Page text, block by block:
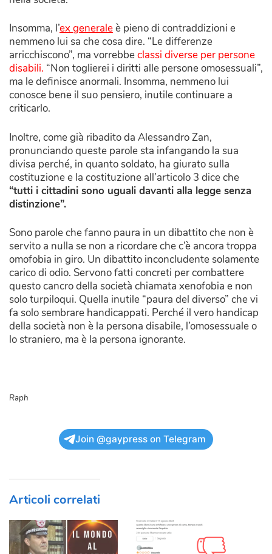
Insomma, l’ex generaleè pieno di contraddizioni e
nemmeno lui sa che cosa dire. “Le differenze
arricchiscono”, ma vorrebbeclassi diverse per persone
disabili. “Non toglierei i diritti alle persone omosessuali”,
ma le definisce anormali. Insomma, nemmeno lui
conosce bene il suo pensiero, inutile continuare a
criticarlo.
Inoltre, come già ribadito da Alessandro Zan,
pronunciando queste parole sta infangando la sua
divisa perché, in quanto soldato, ha giurato sulla
costituzione e la costituzione all’articolo 3 dice che
“tutti i cittadini sono uguali davanti alla legge senza
distinzione”.
Sono parole che fanno paura in un dibattito che non è
servito a nulla se non a ricordare che c’è ancora troppa
omofobia in giro. Un dibattito inconcludente solamente
carico di odio. Servono fatti concreti per combattere
questo cancro della società chiamata xenofobia e non
solo turpiloqui. Quella inutile “paura del diverso” che vi
fa solo sembrare handicappati. Perché il vero handicap
della società non è la persona disabile, l’omosessuale o
lo straniero, ma è la persona ignorante.
Raph
Join @gaypress on Telegram
Articoli correlati